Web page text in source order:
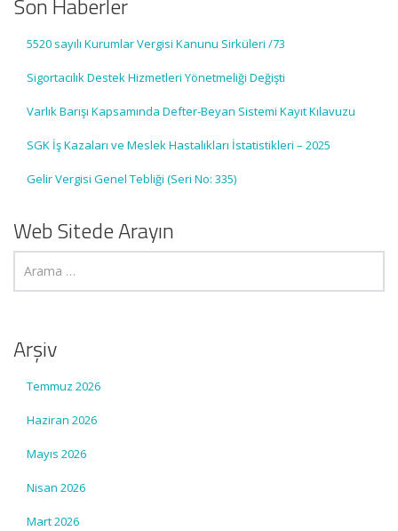
5520 sayılı Kurumlar Vergisi Kanunu Sirküleri /73
Sigortacılık Destek Hizmetleri Yönetmeliği Değişti
Varlık Barışı Kapsamında Defter-Beyan Sistemi Kayıt Kılavuzu
SGK İş Kazaları ve Meslek Hastalıkları İstatistikleri – 2025
Gelir Vergisi Genel Tebliği (Seri No: 335)
Web Sitede Arayın
Arşiv
Temmuz 2026
Haziran 2026
Mayıs 2026
Nisan 2026
Mart 2026